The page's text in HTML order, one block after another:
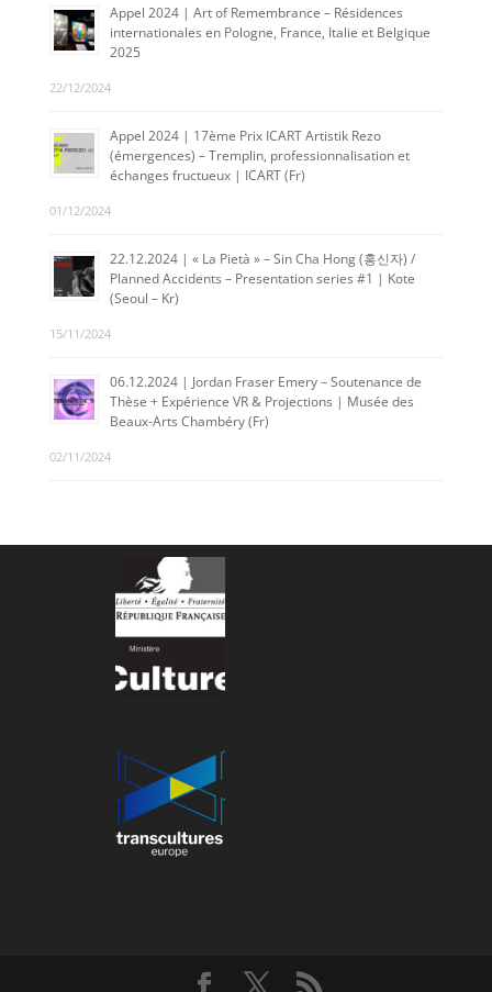
Appel 2024 | Art of Remembrance – Résidences
internationales en Pologne, France, Italie et Belgique
2025
22/12/2024
Appel 2024 | 17ème Prix ICART Artistik Rezo
(émergences) – Tremplin, professionnalisation et
échanges fructueux | ICART (Fr)
01/12/2024
22.12.2024 | « La Pietà » – Sin Cha Hong (홍신자) /
Planned Accidents – Presentation series #1 | Kote
(Seoul – Kr)
15/11/2024
06.12.2024 | Jordan Fraser Emery – Soutenance de
Thèse + Expérience VR & Projections | Musée des
Beaux-Arts Chambéry (Fr)
02/11/2024